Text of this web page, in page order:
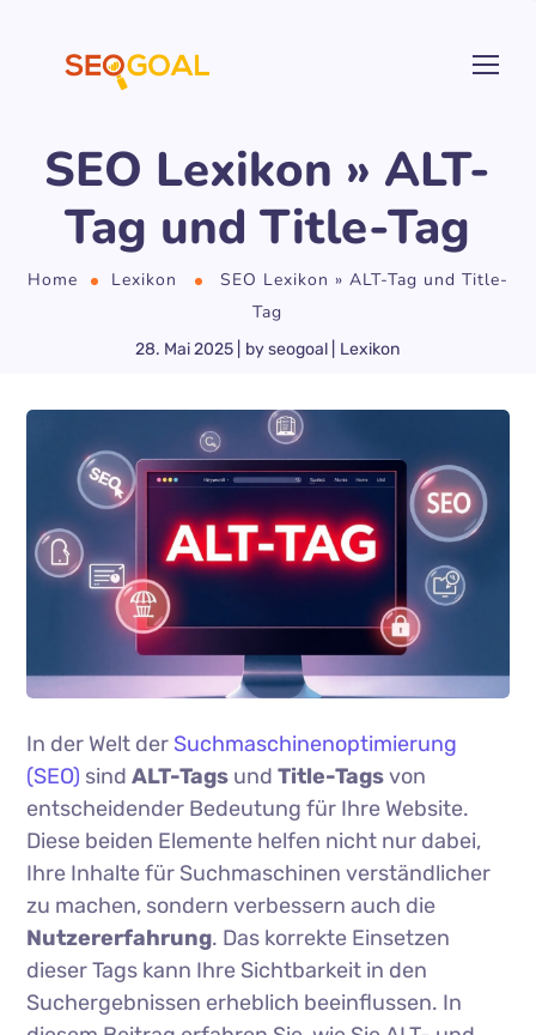
SEO Lexikon » ALT-
Tag und Title-Tag
Home Lexikon
SEO Lexikon » ALT-Tag und Title-
Tag
28. Mai 2025 byseogoal Lexikon
In der Welt der Suchmaschinenoptimierung
(SEO) sindALT-Tags undTitle-Tagsvon
entscheidender Bedeutung für Ihre Website.
Diese beiden Elemente helfen nicht nur dabei,
Ihre Inhalte für Suchmaschinen verständlicher
zu machen, sondern verbessern auch die
Nutzererfahrung. Das korrekte Einsetzen
dieser Tags kann Ihre Sichtbarkeit in den
Suchergebnissen erheblich beeinflussen. In